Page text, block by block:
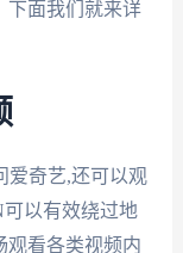
下面我们就来详
爱奇艺,还可以观
以有效绕过地
观看各类视频内